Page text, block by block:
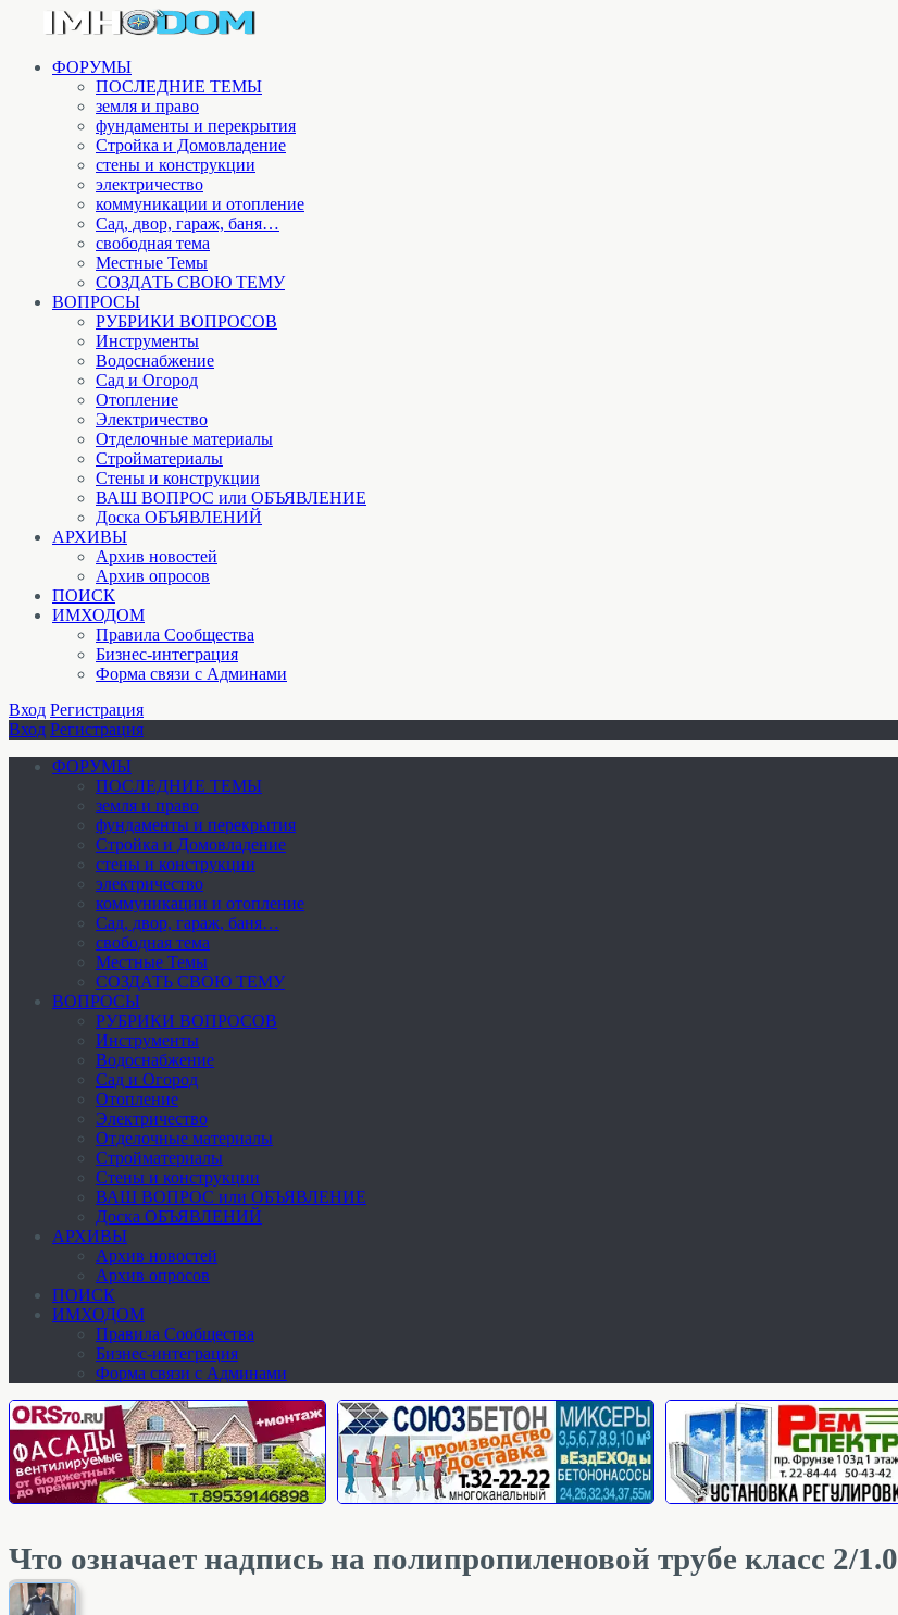
ФОРУМЫ
ПОСЛЕДНИЕ ТЕМЫ
земля и право
фундаменты и перекрытия
Стройка и Домовладение
стены и конструкции
электричество
коммуникации и отопление
Cад, двор, гараж, баня…
свободная тема
Местные Темы
СОЗДАТЬ СВОЮ ТЕМУ
ВОПРОСЫ
РУБРИКИ ВОПРОСОВ
Инструменты
Водоснабжение
Сад и Огород
Отопление
Электричество
Отделочные материалы
Стройматериалы
Стены и конструкции
ВАШ ВОПРОС или ОБЪЯВЛЕНИЕ
Доска ОБЪЯВЛЕНИЙ
АРХИВЫ
Архив новостей
Архив опросов
ПОИСК
ИМХОДОМ
Правила Сообщества
Бизнес-интеграция
Форма связи с Админами
Вход Регистрация
Вход Регистрация
ФОРУМЫ
ПОСЛЕДНИЕ ТЕМЫ
земля и право
фундаменты и перекрытия
Стройка и Домовладение
стены и конструкции
электричество
коммуникации и отопление
Cад, двор, гараж, баня…
свободная тема
Местные Темы
СОЗДАТЬ СВОЮ ТЕМУ
ВОПРОСЫ
РУБРИКИ ВОПРОСОВ
Инструменты
Водоснабжение
Сад и Огород
Отопление
Электричество
Отделочные материалы
Стройматериалы
Стены и конструкции
ВАШ ВОПРОС или ОБЪЯВЛЕНИЕ
Доска ОБЪЯВЛЕНИЙ
АРХИВЫ
Архив новостей
Архив опросов
ПОИСК
ИМХОДОМ
Правила Сообщества
Бизнес-интеграция
Форма связи с Админами
Что означает надпись на полипропиленовой трубе класс 2/1.0